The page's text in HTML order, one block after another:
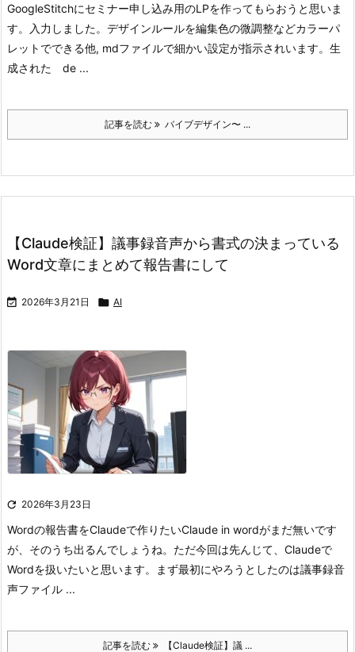
GoogleStitchにセミナー申し込み用のLPを作ってもらおうと思いま
す。入力しました。 デザインルールを編集色の微調整などカラーパ
レットでできる他, mdファイルで細かい設定が指示されいます。 生
成された de ...
記事を読む バイブデザイン〜 ...
【Claude検証】議事録音声から書式の決まっている
Word文章にまとめて報告書にして
 2026年3月21日  AI
 2026年3月23日
Wordの報告書をClaudeで作りたいClaude in wordがまだ無いです
が、そのうち出るんでしょうね。ただ今回は先んじて、Claudeで
Wordを扱いたいと思います。
まず最初にやろうとしたのは議事録音
声ファイル ...
記事を読む 【Claude検証】議 ...